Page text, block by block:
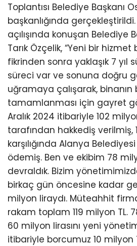
Toplantısı Belediye Başkanı
başkanlığında gerçekleştirildi.
açılışında konuşan Belediye
Tarık Özçelik, “Yeni bir hizmet
fikrinden sonra yaklaşık 7 yıl
süreci var ve sonuna doğru
uğramaya çalışarak,
tamamlanması için gayret
Aralık 2024 itibariyle 102
tarafından hakkediş verilmiş,
karşılığında Alanya
ödemiş. Ben ve ekibim 78
devraldık. Bizim
birkaç gün öncesine kadar
milyon liraydı. Müteahhit
rakam toplam 119 milyon TL.
60 milyon lirasını yeni
itibariyle borcumuz 10 milyon